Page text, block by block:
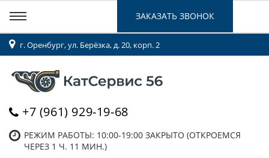
г. Оренбург, ул. Берёзка, д. 20, корп. 2
+7 (961) 929-19-68
РЕЖИМ РАБОТЫ: 10:00-19:00 ЗАКРЫТО (ОТКРОЕМСЯ
ЧЕРЕЗ 1 Ч. 11 МИН.)
ЗАКАЗАТЬ ЗВОНОК